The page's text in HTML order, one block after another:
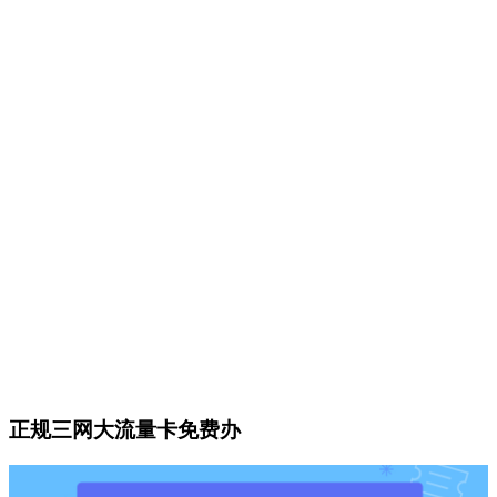
正规三网大流量卡免费办